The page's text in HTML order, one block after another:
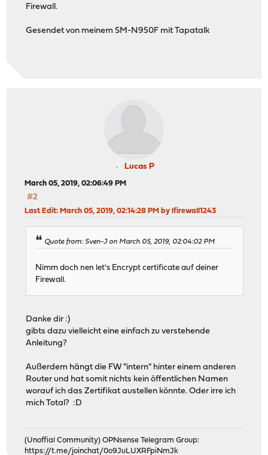
Firewall.
Gesendet von meinem SM-N950F mit Tapatalk
Lucas P
March 05, 2019, 02:06:49 PM
#2
Last Edit: March 05, 2019, 02:14:28 PM by lfirewall1243
Quote from: Sven-J on March 05, 2019, 02:04:02 PM
Nimm doch nen let's Encrypt certificate auf deiner
Firewall.
Danke dir :)
gibts dazu vielleicht eine einfach zu verstehende
Anleitung?
Außerdem hängt die FW "intern" hinter einem anderen
Router und hat somit nichts kein öffentlichen Namen
worauf ich das Zertifikat austellen könnte. Oder irre ich
mich Total? :D
(Unoffial Community) OPNsense Telegram Group:
https://t.me/joinchat/0o9JuLUXRFpiNmJk